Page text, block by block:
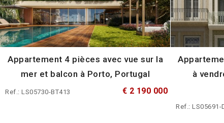
Appartement 4 pièces avec vue sur la
mer et balcon à Porto, Portugal
Ref.: LS05730-BT413 € 2 190 000
à
Ref.: LS05691-